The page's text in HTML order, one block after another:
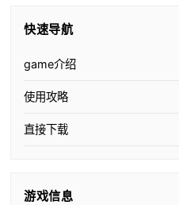
快速导航
game介绍
使用攻略
直接下载
游戏信息